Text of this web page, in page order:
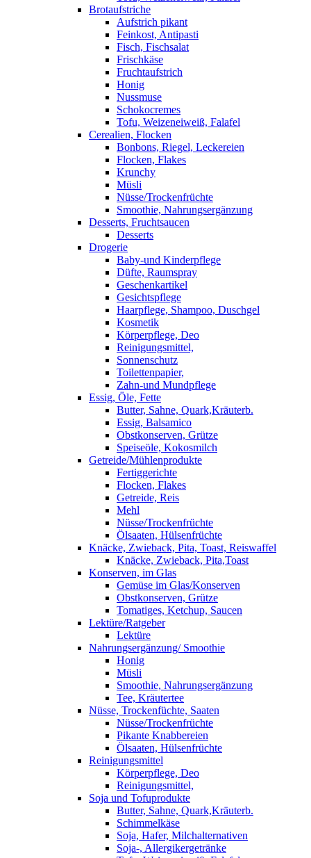
Brotaufstriche
Aufstrich pikant
Feinkost, Antipasti
Fisch, Fischsalat
Frischkäse
Fruchtaufstrich
Honig
Nussmuse
Schokocremes
Tofu, Weizeneiweiß, Falafel
Cerealien, Flocken
Bonbons, Riegel, Leckereien
Flocken, Flakes
Krunchy
Müsli
Nüsse/Trockenfrüchte
Smoothie, Nahrungsergänzung
Desserts, Fruchtsaucen
Desserts
Drogerie
Baby-und Kinderpflege
Düfte, Raumspray
Geschenkartikel
Gesichtspflege
Haarpflege, Shampoo, Duschgel
Kosmetik
Körperpflege, Deo
Reinigungsmittel,
Sonnenschutz
Toilettenpapier,
Zahn-und Mundpflege
Essig, Öle, Fette
Butter, Sahne, Quark,Kräuterb.
Essig, Balsamico
Obstkonserven, Grütze
Speiseöle, Kokosmilch
Getreide/Mühlenprodukte
Fertiggerichte
Flocken, Flakes
Getreide, Reis
Mehl
Nüsse/Trockenfrüchte
Ölsaaten, Hülsenfrüchte
Knäcke, Zwieback, Pita, Toast, Reiswaffel
Knäcke, Zwieback, Pita,Toast
Konserven, im Glas
Gemüse im Glas/Konserven
Obstkonserven, Grütze
Tomatiges, Ketchup, Saucen
Lektüre/Ratgeber
Lektüre
Nahrungsergänzung/ Smoothie
Honig
Müsli
Smoothie, Nahrungsergänzung
Tee, Kräutertee
Nüsse, Trockenfüchte, Saaten
Nüsse/Trockenfrüchte
Pikante Knabbereien
Ölsaaten, Hülsenfrüchte
Reinigungsmittel
Körperpflege, Deo
Reinigungsmittel,
Soja und Tofuprodukte
Butter, Sahne, Quark,Kräuterb.
Schimmelkäse
Soja, Hafer, Milchalternativen
Soja-, Allergikergetränke